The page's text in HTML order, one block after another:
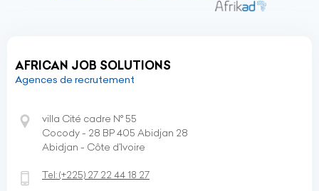
AFRICAN JOB SOLUTIONS
Agences de recrutement
villa Cité cadre N° 55
Cocody - 28 BP 405 Abidjan 28
Abidjan - Côte d’Ivoire
Tel:(+225) 27 22 44 18 27